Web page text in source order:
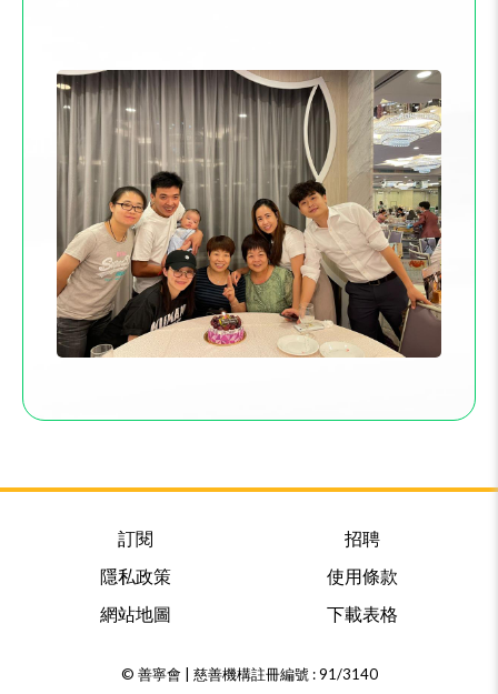
訂閱
招聘
隱私政策
使用條款
網站地圖
下載表格
© 善寧會 | 慈善機構註冊編號 : 91/3140